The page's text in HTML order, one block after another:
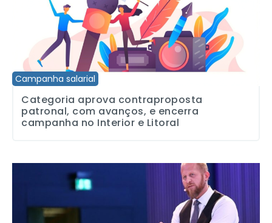
Campanha salarial
Categoria aprova contraproposta
patronal, com avanços, e encerra
campanha no Interior e Litoral
Tel Aviv está pagando milhões de dólares a uma empresa dos